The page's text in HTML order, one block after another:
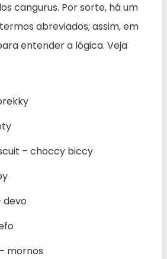
cangurus. Por sorte, há um
abreviados; assim, em
entender a lógica. Veja
– choccy biccy
devo
mornos